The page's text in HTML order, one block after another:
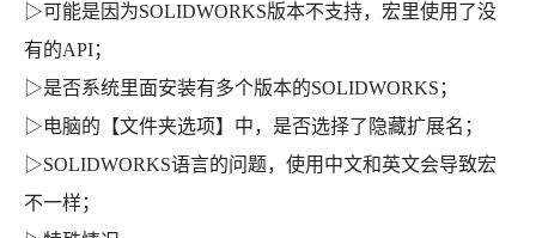
▷可能是因为SOLIDWORKS版本不支持，宏里使用了没
有的API；
▷是否系统里面安装有多个版本的SOLIDWORKS；
▷电脑的【文件夹选项】中，是否选择了隐藏扩展名；
▷SOLIDWORKS语言的问题，使用中文和英文会导致宏
不一样；